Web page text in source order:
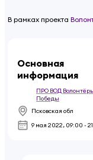
В рамках проекта
Основная
информация
ПРО ВОД
Победы
Псковская обл
9 мая 2022, 09:00 -